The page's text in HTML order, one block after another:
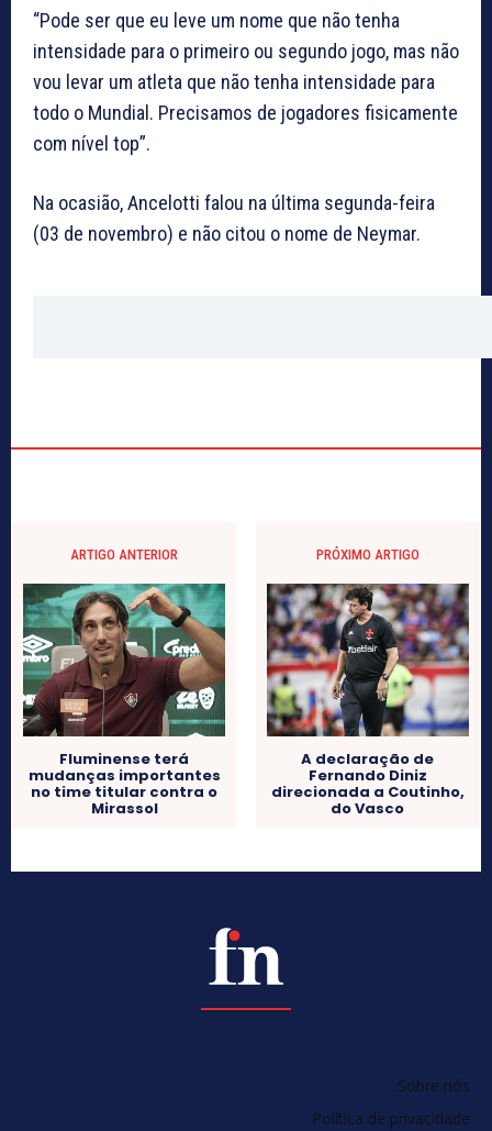
“Pode ser que eu leve um nome que não tenha
intensidade para o primeiro ou segundo jogo, mas não
vou levar um atleta que não tenha intensidade para
todo o Mundial. Precisamos de jogadores fisicamente
com nível top”.
Na ocasião, Ancelotti falou na última segunda-feira
(03 de novembro) e não citou o nome de Neymar.
ARTIGO ANTERIOR
Fluminense terá
mudanças importantes
no time titular contra o
Mirassol
PRÓXIMO ARTIGO
A declaração de
Fernando Diniz
direcionada a Coutinho,
do Vasco
Sobre nós
Política de privacidade